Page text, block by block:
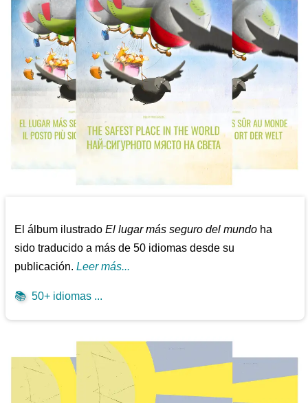
El álbum ilustradoEl lugar más seguro del mundo ha
sido traducido a más de 50 idiomas desde su
publicación.Leer más...
📚 50+ idiomas ...